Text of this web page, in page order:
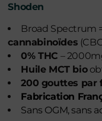
Shoden
Broad Spectrum
cannabinoïdes
0% THC –
Huile MCT bio
200 gouttes par
Fabrication
Sans OGM, sans